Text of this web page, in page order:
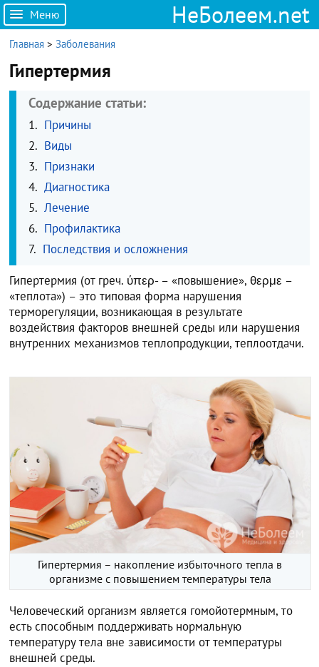
Меню НеБолеем.net
Главная >Заболевания
Гипертермия
Содержание статьи:
Причины
Виды
Признаки
Диагностика
Лечение
Профилактика
Последствия и осложнения
Гипертермия (от греч. ύπερ- – «повышение», θερμε –
«теплота») – это типовая форма нарушения
терморегуляции, возникающая в результате
воздействия факторов внешней среды или нарушения
внутренних механизмов теплопродукции, теплоотдачи.
Гипертермия – накопление избыточного тепла в
организме с повышением температуры тела
Человеческий организм является гомойотермным, то
есть способным поддерживать нормальную
температуру тела вне зависимости от температуры
внешней среды.